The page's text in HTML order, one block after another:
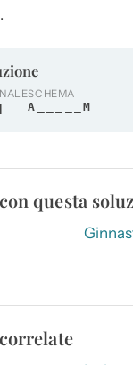
SCHEMA
A_____M
questa